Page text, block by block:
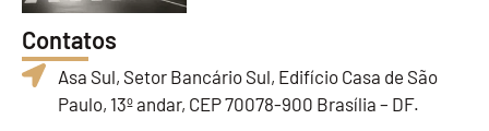
Contatos
Asa Sul, Setor Bancário Sul, Edifício Casa de São
Paulo, 13º andar, CEP 70078-900 Brasília – DF.